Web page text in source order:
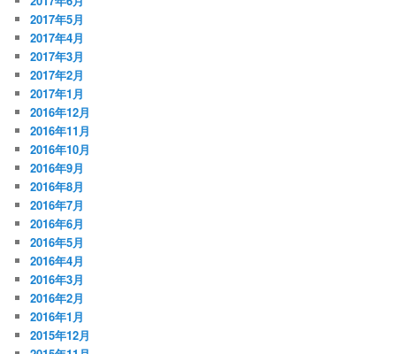
2017年5月
2017年4月
2017年3月
2017年2月
2017年1月
2016年12月
2016年11月
2016年10月
2016年9月
2016年8月
2016年7月
2016年6月
2016年5月
2016年4月
2016年3月
2016年2月
2016年1月
2015年12月